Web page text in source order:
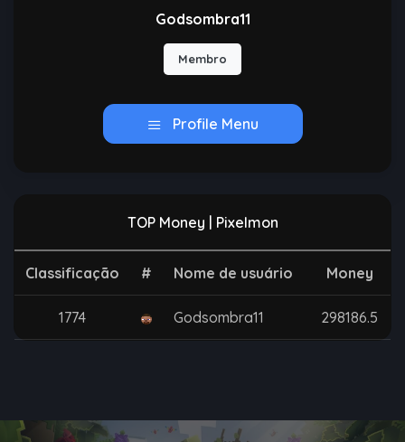
Godsombra11
Membro
Profile Menu
TOP Money | Pixelmon
Classificação # Nome de usuário Money
Godsombra11 298186.5